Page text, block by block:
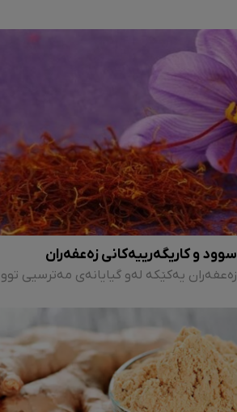
سوود و کاریگەرییەکانی زەعفەران